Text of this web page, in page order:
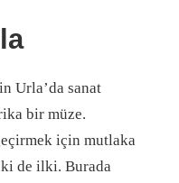
Urla’da sanat
bir müze.
için mutlaka
de ilki. Burada